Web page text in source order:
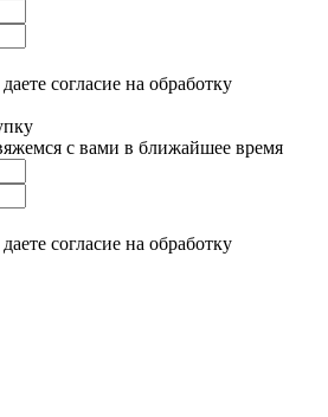
согласие на обработку
с вами в ближайшее время
согласие на обработку